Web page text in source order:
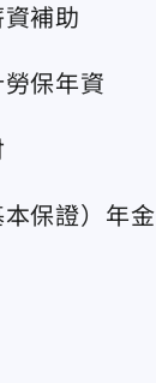
補助
保年資
保證）年金